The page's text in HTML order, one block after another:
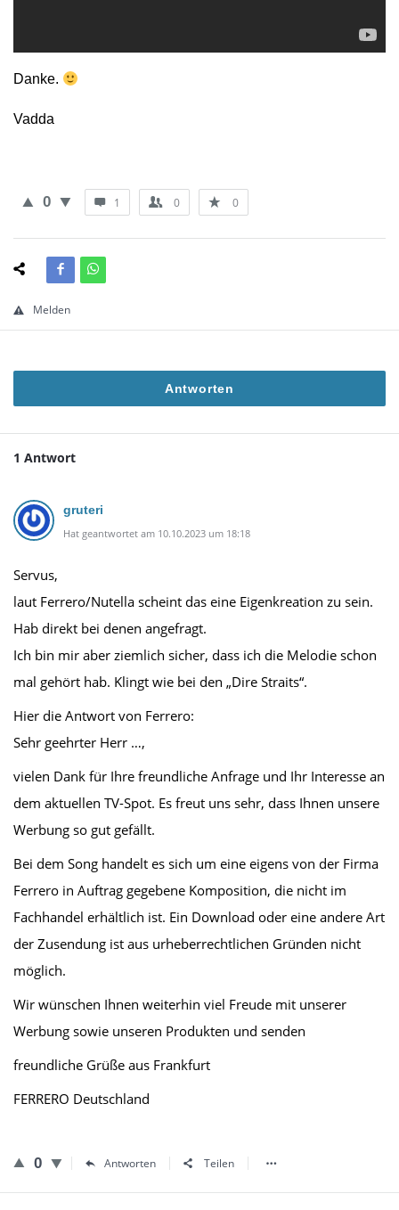
Danke.
Vadda
0 1 0 0
Melden
Antworten
1 Antwort
gruteri
Hat geantwortet am 10.10.2023 um 18:18
Servus,
laut Ferrero/Nutella scheint das eine Eigenkreation zu sein.
Hab direkt bei denen angefragt.
Ich bin mir aber ziemlich sicher, dass ich die Melodie schon
mal gehört hab. Klingt wie bei den „Dire Straits“.
Hier die Antwort von Ferrero:
Sehr geehrter Herr …,
vielen Dank für Ihre freundliche Anfrage und Ihr Interesse an
dem aktuellen TV-Spot. Es freut uns sehr, dass Ihnen unsere
Werbung so gut gefällt.
Bei dem Song handelt es sich um eine eigens von der Firma
Ferrero in Auftrag gegebene Komposition, die nicht im
Fachhandel erhältlich ist. Ein Download oder eine andere Art
der Zusendung ist aus urheberrechtlichen Gründen nicht
möglich.
Wir wünschen Ihnen weiterhin viel Freude mit unserer
Werbung sowie unseren Produkten und senden
freundliche Grüße aus Frankfurt
FERRERO Deutschland
0 Antworten Teilen